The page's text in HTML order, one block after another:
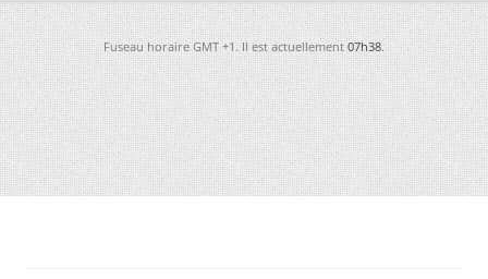
Fuseau horaire GMT +1. Il est actuellement07h38.